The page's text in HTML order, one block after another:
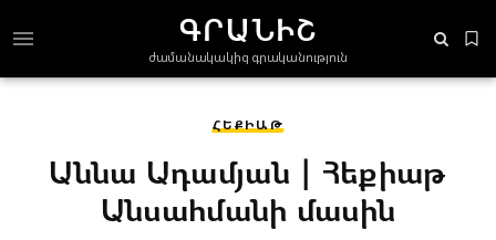
ԳՐԱՆԻՇ
ժամանակակից գրականություն
ՀԵՔԻԱԹ
Աննա Ադամյան | Հեքիաթ
Անսահմանի մասին